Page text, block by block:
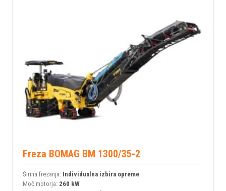
Freza BOMAG BM 1300/35-2
Širina frezanja: Individualna izbira opreme
Moč motorja: 260 kW